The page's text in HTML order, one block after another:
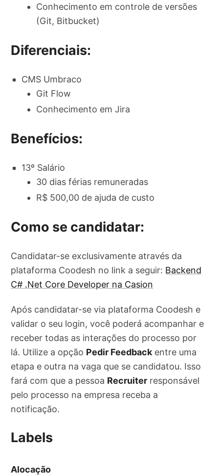
Conhecimento em controle de versões
(Git, Bitbucket)
Diferenciais:
CMS Umbraco
Git Flow
Conhecimento em Jira
Benefícios:
13º Salário
30 dias férias remuneradas
R$ 500,00 de ajuda de custo
Como se candidatar:
Candidatar-se exclusivamente através da
plataforma Coodesh no link a seguir: Backend
C# .Net Core Developer na Casion
Após candidatar-se via plataforma Coodesh e
validar o seu login, você poderá acompanhar e
receber todas as interações do processo por
lá. Utilize a opção Pedir Feedback entre uma
etapa e outra na vaga que se candidatou. Isso
fará com que a pessoa Recruiter responsável
pelo processo na empresa receba a
notificação.
Labels
Alocação